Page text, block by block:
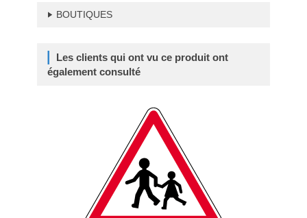
BOUTIQUES
Les clients qui ont vu ce produit ont
également consulté